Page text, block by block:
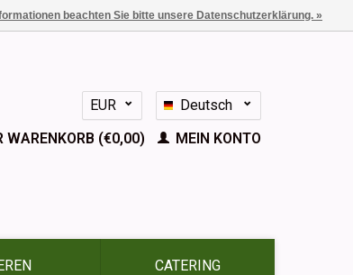
EUR
GBP
Deutsch
Nederlands
English
WARENKORB (€0,00) MEIN KONTO
CATERING
beachten Sie bitte unsere Datenschutzerklärung. »